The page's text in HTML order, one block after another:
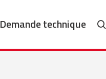
Demande technique